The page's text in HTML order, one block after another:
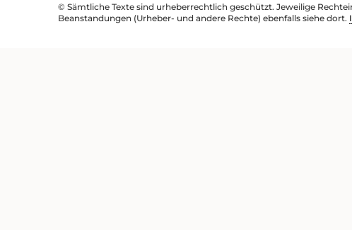
© Sämtliche Texte sind urheberrechtlich geschützt. Jeweilige
Beanstandungen (Urheber- und andere Rechte) ebenfalls siehe dort.